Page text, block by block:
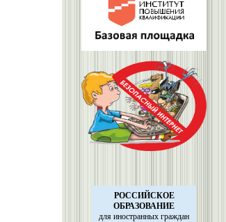
РОССИЙСКОЕ
ОБРАЗОВАНИЕ
для иностранных граждан